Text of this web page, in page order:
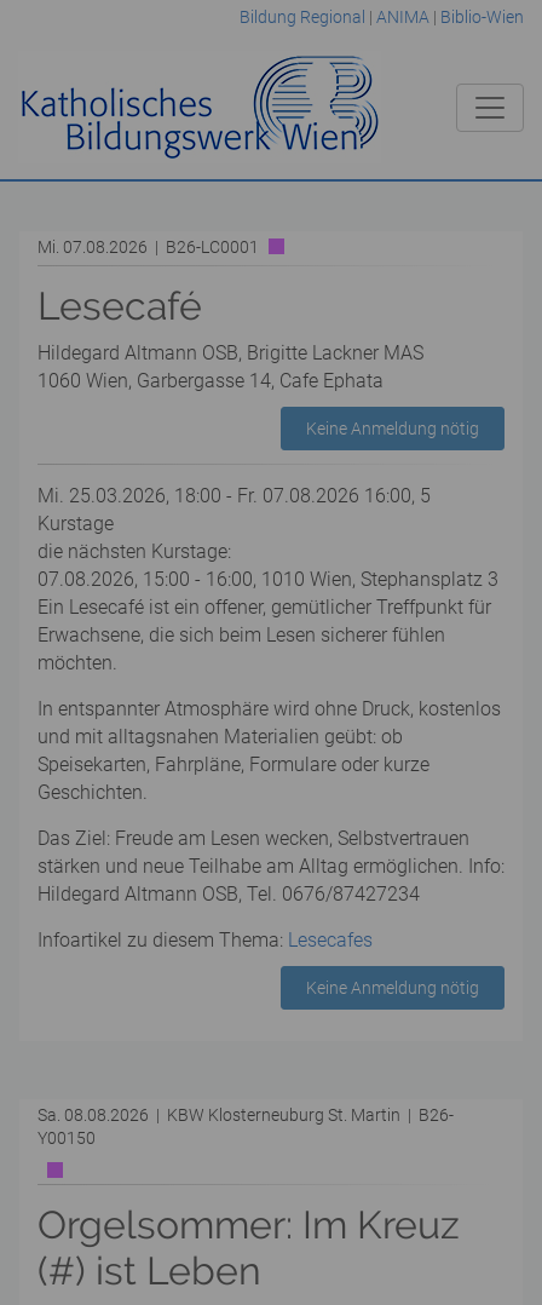
Bildung Regional | ANIMA | Biblio-Wien
Mi. 07.08.2026 | B26-LC0001
Lesecafé
Hildegard Altmann OSB, Brigitte Lackner MAS
1060 Wien, Garbergasse 14, Cafe Ephata
Keine Anmeldung nötig
Mi. 25.03.2026, 18:00 - Fr. 07.08.2026 16:00, 5
Kurstage
die nächsten Kurstage:
07.08.2026, 15:00 - 16:00, 1010 Wien, Stephansplatz 3
Ein Lesecafé ist ein offener, gemütlicher Treffpunkt für
Erwachsene, die sich beim Lesen sicherer fühlen
möchten.
In entspannter Atmosphäre wird ohne Druck, kostenlos
und mit alltagsnahen Materialien geübt: ob
Speisekarten, Fahrpläne, Formulare oder kurze
Geschichten.
Das Ziel: Freude am Lesen wecken, Selbstvertrauen
stärken und neue Teilhabe am Alltag ermöglichen. Info:
Hildegard Altmann OSB, Tel. 0676/87427234
Infoartikel zu diesem Thema: Lesecafes
Keine Anmeldung nötig
Sa. 08.08.2026 | KBW Klosterneuburg St. Martin | B26-
Y00150
Orgelsommer: Im Kreuz
(#) ist Leben